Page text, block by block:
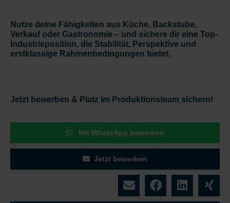
Nutze deine Fähigkeiten aus Küche, Backstube,
Verkauf oder Gastronomie – und sichere dir eine Top-
Industrieposition, die Stabilität, Perspektive und
erstklassige Rahmenbedingungen bietet.
Jetzt bewerben & Platz im Produktionsteam sichern!
Mit WhatsApp bewerben
Jetzt bewerben